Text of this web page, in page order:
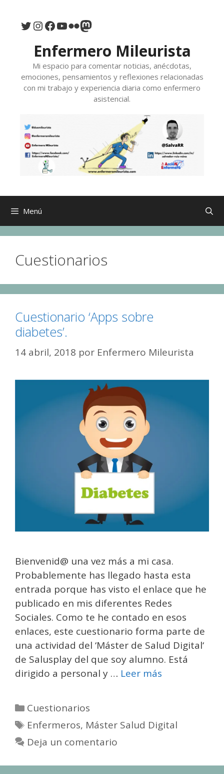
contenido
Twitter
Instagram
Facebook
YouTube
FlickrMastodon
Enfermero Mileurista
Mi espacio para comentar noticias, anécdotas,
emociones, pensamientos y reflexiones relacionadas
con mi trabajo y experiencia diaria como enfermero
asistencial.
Menú
Cuestionarios
Cuestionario ‘Apps sobre
diabetes’.
14 abril, 2018 por Enfermero Mileurista
Bienvenid@ una vez más a mi casa.
Probablemente has llegado hasta esta
entrada porque has visto el enlace que he
publicado en mis diferentes Redes
Sociales. Como te he contado en esos
enlaces, este cuestionario forma parte de
una actividad del ‘Máster de Salud Digital‘
de Salusplay del que soy alumno. Está
dirigido a personal y … Leer más
Categorías
Cuestionarios
Etiquetas
Enfermeros, Máster Salud Digital
Deja un comentario